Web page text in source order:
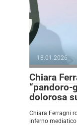
18.01.2026
Chiara
“pandoro-
dolorosa
Chiara Ferragni
inferno